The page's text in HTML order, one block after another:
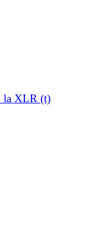
la XLR (t)